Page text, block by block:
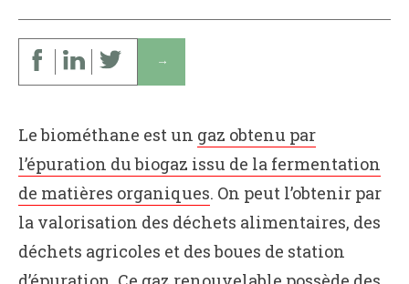
↓
Le biométhane est un gaz obtenu par
l’épuration du biogaz issu de la fermentation
de matières organiques. On peut l’obtenir par
la valorisation des déchets alimentaires, des
déchets agricoles et des boues de station